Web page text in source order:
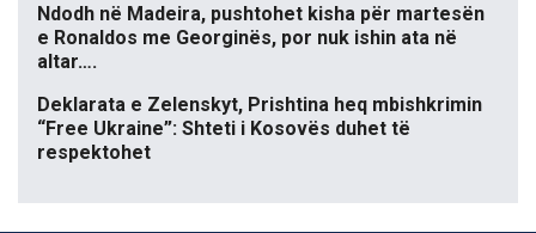
Ndodh në Madeira, pushtohet kisha për martesën
e Ronaldos me Georginës, por nuk ishin ata në
altar….
Deklarata e Zelenskyt, Prishtina heq mbishkrimin
“Free Ukraine”: Shteti i Kosovës duhet të
respektohet